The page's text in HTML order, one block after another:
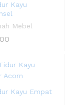
Kayu
Mebel
Kayu Empat